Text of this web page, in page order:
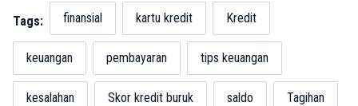
Tags: finansial kartu kredit Kredit
keuangan pembayaran tips keuangan
kesalahan Skor kredit buruk saldo Tagihan